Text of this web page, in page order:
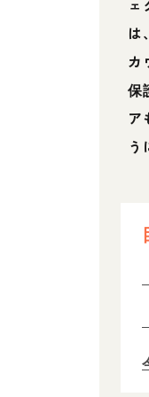
は
カ
保
ア
う